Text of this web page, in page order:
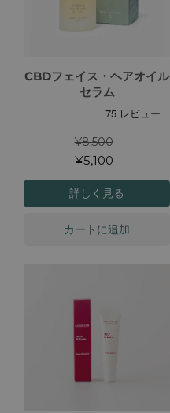
CBDフェイス・ヘアオイル
セラム
¥5,100
¥8,500
詳しく見る
カートに追加